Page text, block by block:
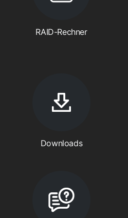
RAID-Rechner
Downloads